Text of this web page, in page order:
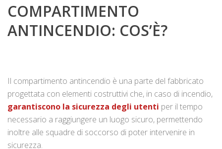
COMPARTIMENTO
ANTINCENDIO: COS’È?
Il compartimento antincendio è una parte del fabbricato
progettata con elementi costruttivi che, in caso di incendio,
garantiscono la sicurezza degli utenti per il tempo
necessario a raggiungere un luogo sicuro, permettendo
inoltre alle squadre di soccorso di poter intervenire in
sicurezza.